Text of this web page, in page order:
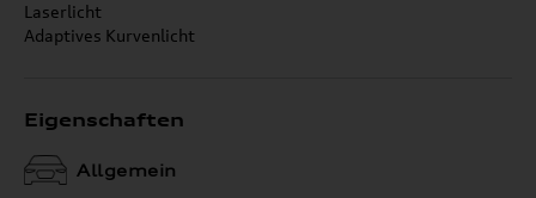
Laserlicht
Adaptives Kurvenlicht
Eigenschaften
Allgemein